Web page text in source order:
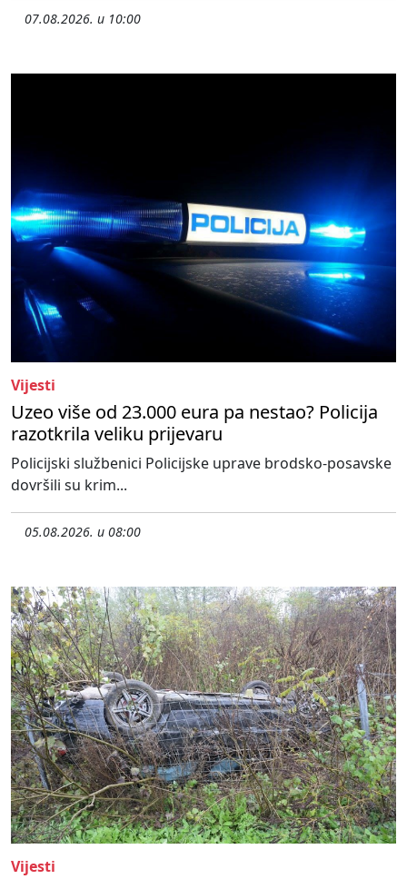
07.08.2026. u 10:00
Vijesti
Uzeo više od 23.000 eura pa nestao? Policija
razotkrila veliku prijevaru
Policijski službenici Policijske uprave brodsko-posavske
dovršili su krim...
05.08.2026. u 08:00
Vijesti